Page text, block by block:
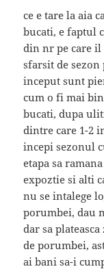
ce e tare la aia
bucati, e faptul
din nr pe care il
sfarsit de sezon
inceput sunt
cum o fi mai
bucati, dupa
dintre care 1-2
incepi sezonul
etapa sa
expoztie si alti
nu se intalege
porumbei, dau
dar sa
de porumbei,
ai bani sa-i